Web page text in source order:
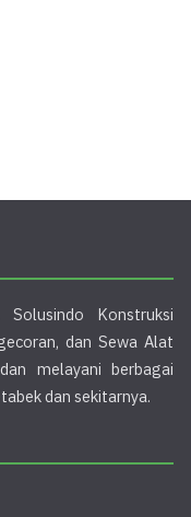
Konstruksi
dan Sewa Alat
melayani berbagai
dan sekitarnya.